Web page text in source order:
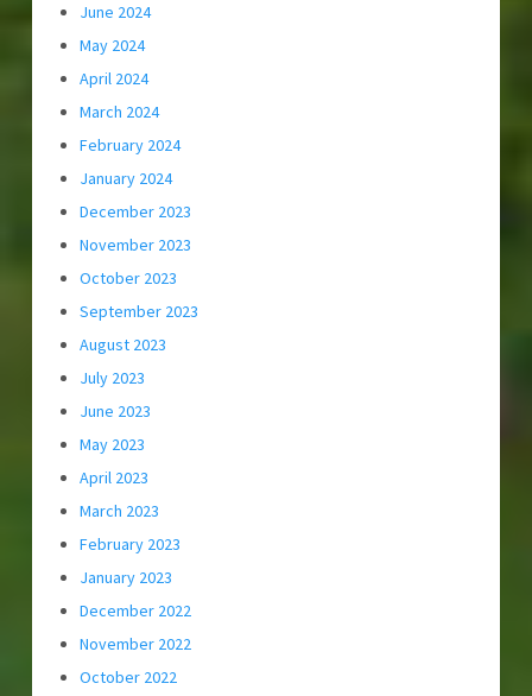
June 2024
May 2024
April 2024
March 2024
February 2024
January 2024
December 2023
November 2023
October 2023
September 2023
August 2023
July 2023
June 2023
May 2023
April 2023
March 2023
February 2023
January 2023
December 2022
November 2022
October 2022